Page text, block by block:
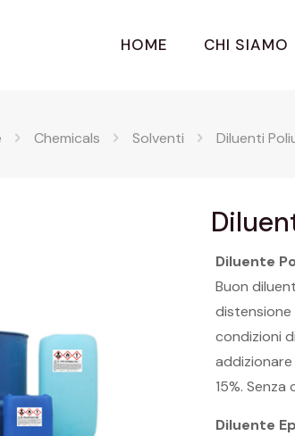
HOME CHI SIAMO
Chemicals Solventi Diluenti
Diluente
Buon
condizioni
15%.
Diluente